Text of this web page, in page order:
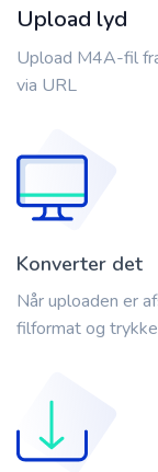
Upload lyd
Upload M4A-fil
via URL
Konverter det
Når uploaden er
filformat og